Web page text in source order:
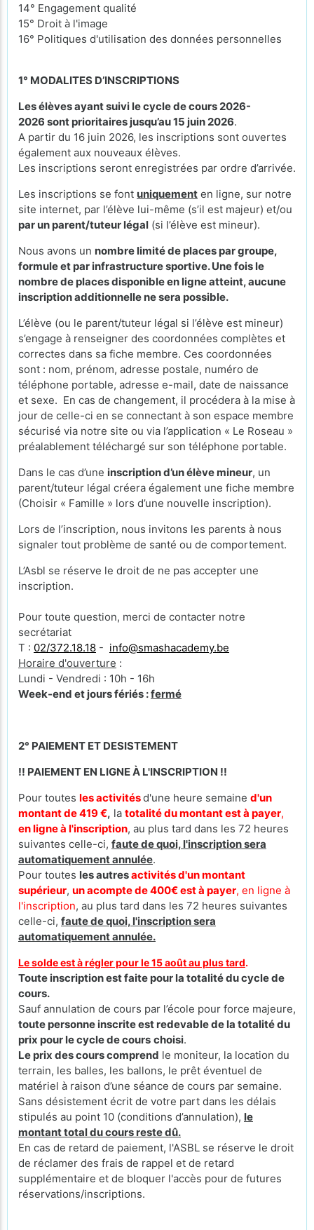
14° Engagement qualité
15° Droit à l'image
16° Politiques d'utilisation des données personnelles
1° MODALITES D’INSCRIPTIONS
Les élèves ayant suivi le cycle de cours 2026-
2026 sont prioritaires jusqu’au 15 juin 2026.
A partir du 16 juin 2026, les inscriptions sont ouvertes
également aux nouveaux élèves.
Les inscriptions seront enregistrées par ordre d’arrivée.
Les inscriptions se font uniquement en ligne, sur notre
site internet, par l’élève lui-même (s’il est majeur) et/ou
par un parent/tuteur légal (si l’élève est mineur).
Nous avons un nombre limité de places par groupe,
formule et par infrastructure sportive. Une fois le
nombre de places disponible en ligne atteint, aucune
inscription additionnelle ne sera possible.
L’élève (ou le parent/tuteur légal si l’élève est mineur)
s’engage à renseigner des coordonnées complètes et
correctes dans sa fiche membre. Ces coordonnées
sont : nom, prénom, adresse postale, numéro de
téléphone portable, adresse e-mail, date de naissance
et sexe. En cas de changement, il procédera à la mise à
jour de celle-ci en se connectant à son espace membre
sécurisé via notre site ou via l’application « Le Roseau »
préalablement téléchargé sur son téléphone portable.
Dans le cas d’une inscription d’un élève mineur, un
parent/tuteur légal créera également une fiche membre
(Choisir « Famille » lors d’une nouvelle inscription).
Lors de l’inscription, nous invitons les parents à nous
signaler tout problème de santé ou de comportement.
L’Asbl se réserve le droit de ne pas accepter une
inscription.
Pour toute question, merci de contacter notre
secrétariat
T : 02/372.18.18 - info@smashacademy.be
Horaire d'ouverture :
Lundi - Vendredi : 10h - 16h
Week-end et jours fériés :fermé
2° PAIEMENT ET DESISTEMENT
!! PAIEMENT EN LIGNE À L'INSCRIPTION !!
Pour toutes les activitésd'une heure semaine d'un
montant de 419 €, la totalité du montant est à payer,
en ligne à l'inscription, au plus tard dans les 72 heures
suivantes celle-ci, faute de quoi, l'inscription sera
automatiquement annulée.
Pour toutes les autresactivités d'un montant
supérieur, un acompte de 400€ est à payer, en ligne à
l'inscription, au plus tard dans les 72 heures suivantes
celle-ci, faute de quoi, l'inscription sera
automatiquement annulée.
Le solde est à régler pour le 15 août au plus tard.
Toute inscription est faite pour la totalité du cycle de
cours.
Sauf annulation de cours par l’école pour force majeure,
toute personne inscrite est redevable de la totalité du
prix pour le cycle de cours choisi.
Le prix des cours comprend le moniteur, la location du
terrain, les balles, les ballons, le prêt éventuel de
matériel à raison d’une séance de cours par semaine.
Sans désistement écrit de votre part dans les délais
stipulés au point 10 (conditions d’annulation), le
montant total du cours reste dû.
En cas de retard de paiement, l'ASBL se réserve le droit
de réclamer des frais de rappel et de retard
supplémentaire et de bloquer l'accès pour de futures
réservations/inscriptions.